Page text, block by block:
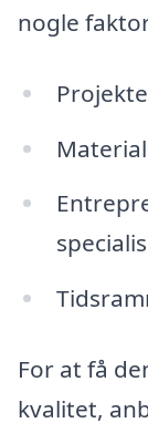
nogle
For at få
kvalitet,